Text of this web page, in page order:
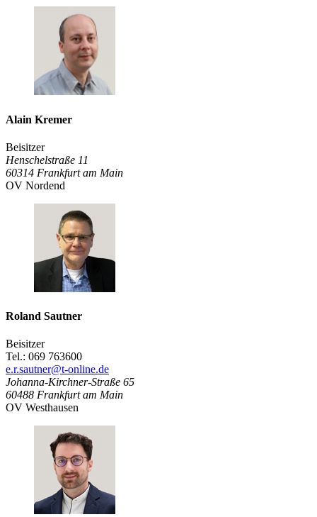
Alain Kremer
Beisitzer
Henschelstraße 11
60314 Frankfurt am Main
OV Nordend
Roland Sautner
Beisitzer
Tel.: 069 763600
e.r.sautner@t-online.de
Johanna-Kirchner-Straße 65
60488 Frankfurt am Main
OV Westhausen